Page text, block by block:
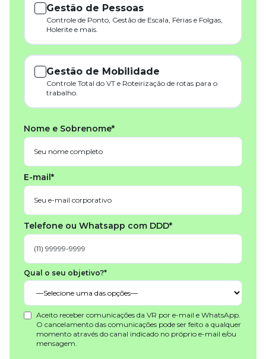
Gestão de Pessoas
Controle de Ponto, Gestão de Escala, Férias e Folgas,
Holerite e mais.
Gestão de Mobilidade
Controle Total do VT e Roteirização de rotas para o
trabalho.
Nome e Sobrenome*
E-mail*
Telefone ou Whatsapp com DDD*
Qual o seu objetivo?*
Aceito receber comunicações da VR por e-mail e WhatsApp.
O cancelamento das comunicações pode ser feito a qualquer
momento através do canal indicado no próprio e-mail e/ou
mensagem.